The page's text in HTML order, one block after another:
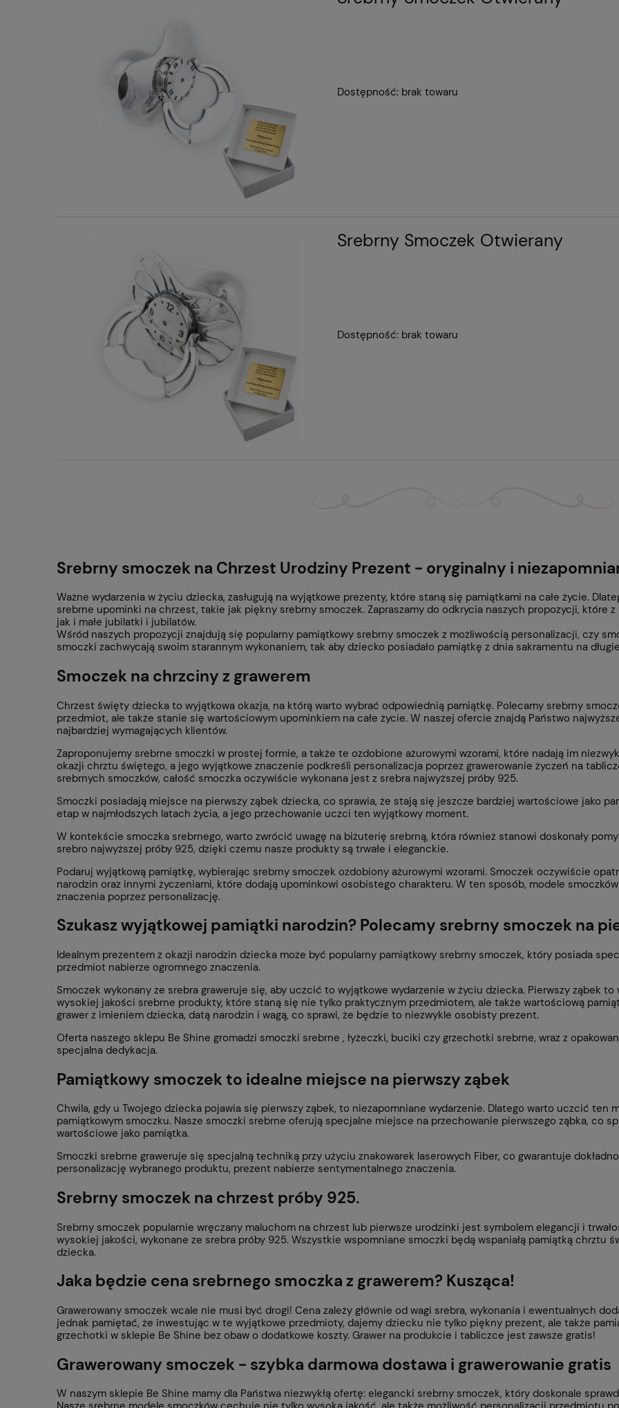
Dostępność: brak towaru
Srebrny Smoczek Otwierany
Dostępność: brak towaru
Srebrny smoczek na Chrzest Urodziny Prezent - oryginalny i
Ważne wydarzenia w życiu dziecka, zasługują na wyjątkowe prezenty, które staną się pamiątkami na całe życie.
srebrne upominki na chrzest, takie jak piękny srebrny smoczek. Zapraszamy do odkrycia naszych propozycji, które
jak i małe jubilatki i jubilatów.
Wśród naszych propozycji znajdują się popularny pamiątkowy srebrny smoczek z możliwością personalizacji, czy
smoczki zachwycają swoim starannym wykonaniem, tak aby dziecko posiadało pamiątkę z dnia sakramentu na
Smoczek na chrzciny z grawerem
Chrzest święty dziecka to wyjątkowa okazja, na którą warto wybrać odpowiednią pamiątkę. Polecamy srebrny
przedmiot, ale także stanie się wartościowym upominkiem na całe życie. W naszej ofercie znajdą Państwo
najbardziej wymagających klientów.
Zaproponujemy srebrne smoczki w prostej formie, a także te ozdobione ażurowymi wzorami, które nadają im
okazji chrztu świętego, a jego wyjątkowe znaczenie podkreśli personalizacja poprzez grawerowanie życzeń na
srebrnych smoczków, całość smoczka oczywiście wykonana jest z srebra najwyższej próby 925.
Smoczki posiadają miejsce na pierwszy ząbek dziecka, co sprawia, że stają się jeszcze bardziej wartościowe jako
etap w najmłodszych latach życia, a jego przechowanie uczci ten wyjątkowy moment.
W kontekście smoczka srebrnego, warto zwrócić uwagę na biżuterię srebrną, która również stanowi doskonały
srebro najwyższej próby 925, dzięki czemu nasze produkty są trwałe i eleganckie.
Podaruj wyjątkową pamiątkę, wybierając srebrny smoczek ozdobiony ażurowymi wzorami. Smoczek oczywiście
narodzin oraz innymi życzeniami, które dodają upominkowi osobistego charakteru. W ten sposób, modele
znaczenia poprzez personalizację.
Szukasz wyjątkowej pamiątki narodzin? Polecamy srebrny smoczek na
Idealnym prezentem z okazji narodzin dziecka może być popularny pamiątkowy srebrny smoczek, który posiada
przedmiot nabierze ogromnego znaczenia.
Smoczek wykonany ze srebra graweruje się, aby uczcić to wyjątkowe wydarzenie w życiu dziecka. Pierwszy ząbek
wysokiej jakości srebrne produkty, które staną się nie tylko praktycznym przedmiotem, ale także wartościową
grawer z imieniem dziecka, datą narodzin i wagą, co sprawi, że będzie to niezwykle osobisty prezent.
Oferta naszego sklepu Be Shine gromadzi smoczki srebrne , łyżeczki, buciki czy grzechotki srebrne, wraz z
specjalna dedykacja.
Pamiątkowy smoczek to idealne miejsce na pierwszy ząbek
Chwila, gdy u Twojego dziecka pojawia się pierwszy ząbek, to niezapomniane wydarzenie. Dlatego warto uczcić
pamiątkowym smoczku. Nasze smoczki srebrne oferują specjalne miejsce na przechowanie pierwszego ząbka, co
wartościowe jako pamiątka.
Smoczki srebrne graweruje się specjalną techniką przy użyciu znakowarek laserowych Fiber, co gwarantuje
personalizację wybranego produktu, prezent nabierze sentymentalnego znaczenia.
Srebrny smoczek na chrzest próby 925.
Srebrny smoczek popularnie wręczany maluchom na chrzest lub pierwsze urodzinki jest symbolem elegancji i
wysokiej jakości, wykonane ze srebra próby 925. Wszystkie wspomniane smoczki będą wspaniałą pamiątką chrztu
dziecka.
Jaka będzie cena srebrnego smoczka z grawerem? Kusząca!
Grawerowany smoczek wcale nie musi być drogi! Cena zależy głównie od wagi srebra, wykonania i ewentualnych
jednak pamiętać, że inwestując w te wyjątkowe przedmioty, dajemy dziecku nie tylko piękny prezent, ale także
grzechotki w sklepie Be Shine bez obaw o dodatkowe koszty. Grawer na produkcie i tabliczce jest zawsze gratis!
Grawerowany smoczek - szybka darmowa dostawa i grawerowanie gratis
W naszym sklepie Be Shine mamy dla Państwa niezwykłą ofertę: elegancki srebrny smoczek, który doskonale